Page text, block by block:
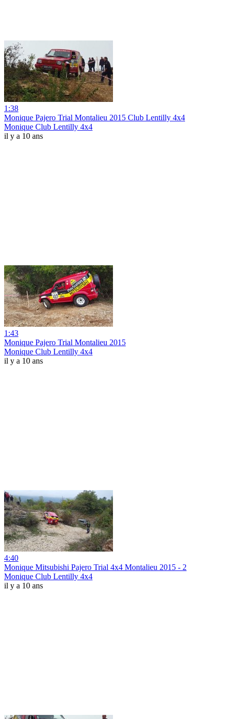
1:38
Monique Pajero Trial Montalieu 2015 Club Lentilly 4x4
Monique Club Lentilly 4x4
il y a 10 ans
1:43
Monique Pajero Trial Montalieu 2015
Monique Club Lentilly 4x4
il y a 10 ans
4:40
Monique Mitsubishi Pajero Trial 4x4 Montalieu 2015 - 2
Monique Club Lentilly 4x4
il y a 10 ans